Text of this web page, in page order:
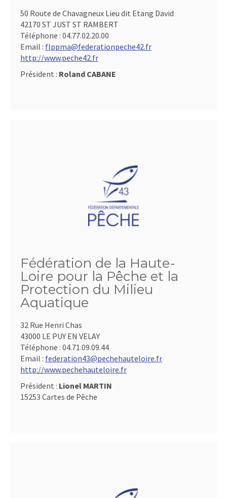
50 Route de Chavagneux Lieu dit Etang David
42170 ST JUST ST RAMBERT
Téléphone : 04.77.02.20.00
Email : flppma@federationpeche42.fr
http://www.peche42.fr
Président : Roland CABANE
Fédération de la Haute-
Loire pour la Pêche et la
Protection du Milieu
Aquatique
32 Rue Henri Chas
43000 LE PUY EN VELAY
Téléphone : 04.71.09.09.44
Email : federation43@pechehauteloire.fr
http://www.pechehauteloire.fr
Président : Lionel MARTIN
15253 Cartes de Pêche